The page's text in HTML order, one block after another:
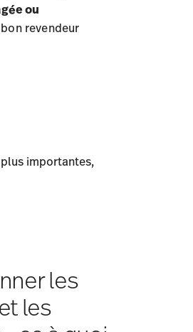
ou
revendeur
importantes,
les
les